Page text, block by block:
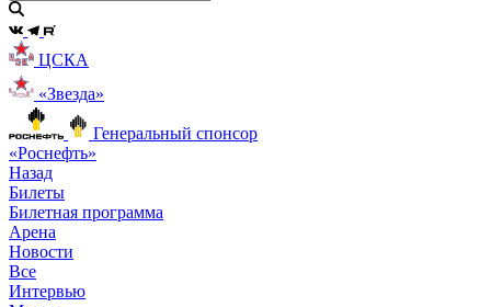
ЦСКА
«Звезда»
Генеральный спонсор
«Роснефть»
Назад
Билеты
Билетная программа
Арена
Новости
Все
Интервью